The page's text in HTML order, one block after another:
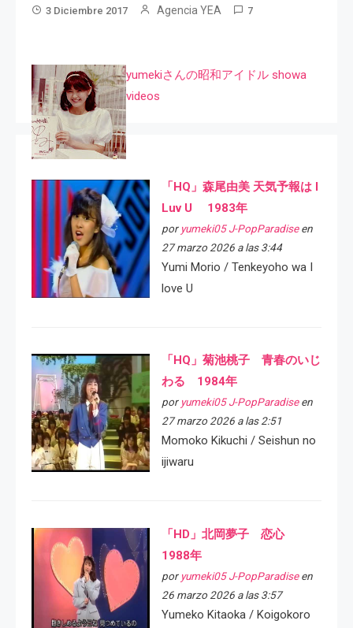
3 Diciembre 2017 Agencia YEA 7
yumekiさんの昭和アイドル showa
videos
「HQ」森尾由美 天気予報は I
Luv U 1983年
por yumeki05 J-PopParadiseen
27 marzo 2026 a las 3:44
Yumi Morio / Tenkeyoho wa I
love U
「HQ」菊池桃子 青春のいじ
わる 1984年
por yumeki05 J-PopParadiseen
27 marzo 2026 a las 2:51
Momoko Kikuchi / Seishun no
ijiwaru
「HD」北岡夢子 恋心
1988年
por yumeki05 J-PopParadiseen
26 marzo 2026 a las 3:57
Yumeko Kitaoka / Koigokoro